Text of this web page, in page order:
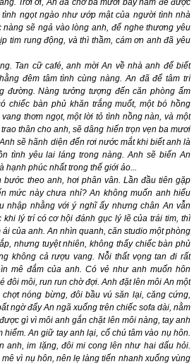
Trời ơi, An đã chờ ba mươi bảy năm để được
ngọt ngào như ướp mật của người tình nhà
nàng sẽ ngả vào lòng anh, để nghe thương yêu
tim rung động, và thì thầm, cám ơn anh đã yêu
Tan cữ café, anh mời An về nhà anh để biết
đêm tâm tình cùng nàng. An đã để tâm trí
đường. Nàng tưởng tượng đến căn phòng ấm
chiếc bàn phủ khăn trắng muốt, một bó hồng
thơm ngọt, một lời tỏ tình nồng nàn, và một
thân cho anh, sẽ dâng hiến trọn vẹn ba mươi
sẽ hãnh diện đến rơi nước mắt khi biết anh là
tình yêu lai láng trong nàng. Anh sẽ biến An
hạnh phúc nhất trong thế giới ảo...
bước theo anh, hơi phân vân. Lần đầu tiên gặp
mức này chưa nhỉ? An không muốn anh hiểu
nhập nhằng với ý nghĩ ấy nhưng chân An vẫn
khi lý trí có cơ hội đánh gục lý lẽ của trái tim, thì
của anh. An nhìn quanh, căn studio một phòng
nhưng tuyệt nhiên, không thấy chiếc bàn phủ
không cả rượu vang. Nỗi thất vọng tan đi rất
mê đắm của anh. Có vẻ như anh muốn hôn
đôi môi, run run chờ đợi. Anh đặt lên môi An một
nóng bừng, đôi bầu vú săn lại, căng cứng,
ngờ đẩy An ngã xuống trên chiếc sofa dài, nằm
gì vì môi anh gắn chặt lên môi nàng, tay anh
hiểm. An giữ tay anh lại, cố chú tâm vào nụ hôn.
anh, im lặng, đôi mi cong lên như hai dấu hỏi.
vì nụ hôn, nên lẹ làng tiến nhanh xuống vùng